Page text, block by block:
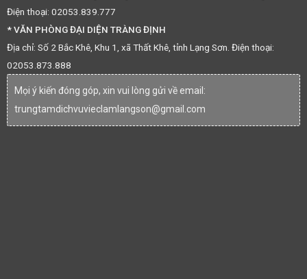
Điện thoại: 02053.839.777
* VĂN PHÒNG ĐẠI DIỆN TRÀNG ĐỊNH
Địa chỉ: Số 2 Bắc Khê, Khu 1, xã Thất Khê, tỉnh Lạng Sơn. Điện thoại:
02053.873.888
Mọi ý kiến đóng góp, xin vui lòng gửi về email:
trungtamdichvuvieclamlangson@gmail.com